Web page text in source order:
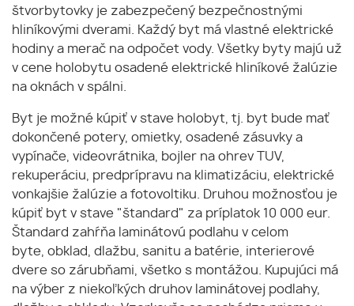
štvorbytovky je zabezpečený bezpečnostnými
hliníkovými dverami. Každý byt má vlastné elektrické
hodiny a merač na odpočet vody. Všetky byty majú už
v cene holobytu osadené elektrické hliníkové žalúzie
na oknách v spálni.
Byt je možné kúpiť v stave holobyt, tj. byt bude mať
dokončené potery, omietky, osadené zásuvky a
vypínače, videovrátnika, bojler na ohrev TUV,
rekuperáciu, predprípravu na klimatizáciu, elektrické
vonkajšie žalúzie a fotovoltiku. Druhou možnosťou je
kúpiť byt v stave "štandard" za príplatok 10 000 eur.
Štandard zahŕňa laminátovú podlahu v celom
byte, obklad, dlažbu, sanitu a batérie, interierové
dvere so zárubňami, všetko s montážou. Kupujúci má
na výber z niekoľkých druhov laminátovej podlahy,